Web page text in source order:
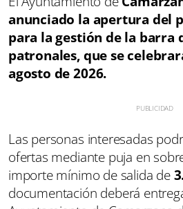
anunciado la apertura del
para la gestión de la barra
patronales, que se
agosto de 2026.
Las personas interesadas
ofertas mediante puja en
importe mínimo de salida de
documentación deberá